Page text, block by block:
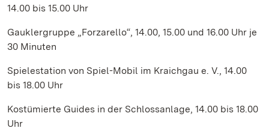
14.00 bis 15.00 Uhr
Gauklergruppe „Forzarello“, 14.00, 15.00 und 16.00 Uhr je
30 Minuten
Spielestation von Spiel-Mobil im Kraichgau e. V., 14.00
bis 18.00 Uhr
Kostümierte Guides in der Schlossanlage, 14.00 bis 18.00
Uhr